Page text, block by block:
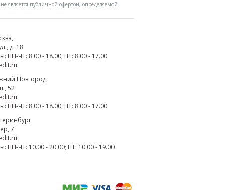
является публичной офертой, определяемой
,
д. 18
ПН-ЧТ: 8.00 - 18.00; ПТ: 8.00 - 17.00
Новгород,
52
ПН-ЧТ: 8.00 - 18.00; ПТ: 8.00 - 17.00
7
ПН-ЧТ: 10.00 - 20.00; ПТ: 10.00 - 19.00